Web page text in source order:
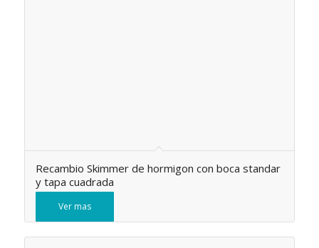
Recambio Skimmer de hormigon con boca standar
y tapa cuadrada
Ver mas